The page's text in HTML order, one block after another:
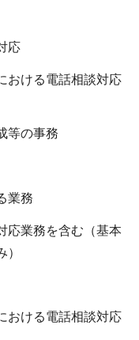
応
ける電話相談対応
等の事務
業務
業務を含む（基本
ける電話相談対応